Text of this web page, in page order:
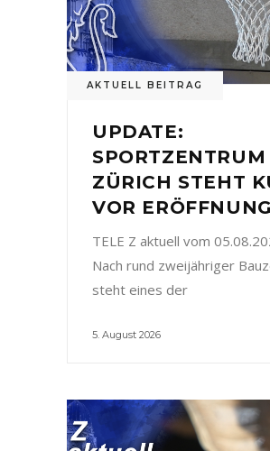
AKTUELL BEITRAG
UPDATE:
SPORTZENTRUM
ZÜRICH STEHT
VOR ERÖFFNUNG
TELE Z aktuell vom
Nach rund zweijähriger
steht eines der
5. August 2026